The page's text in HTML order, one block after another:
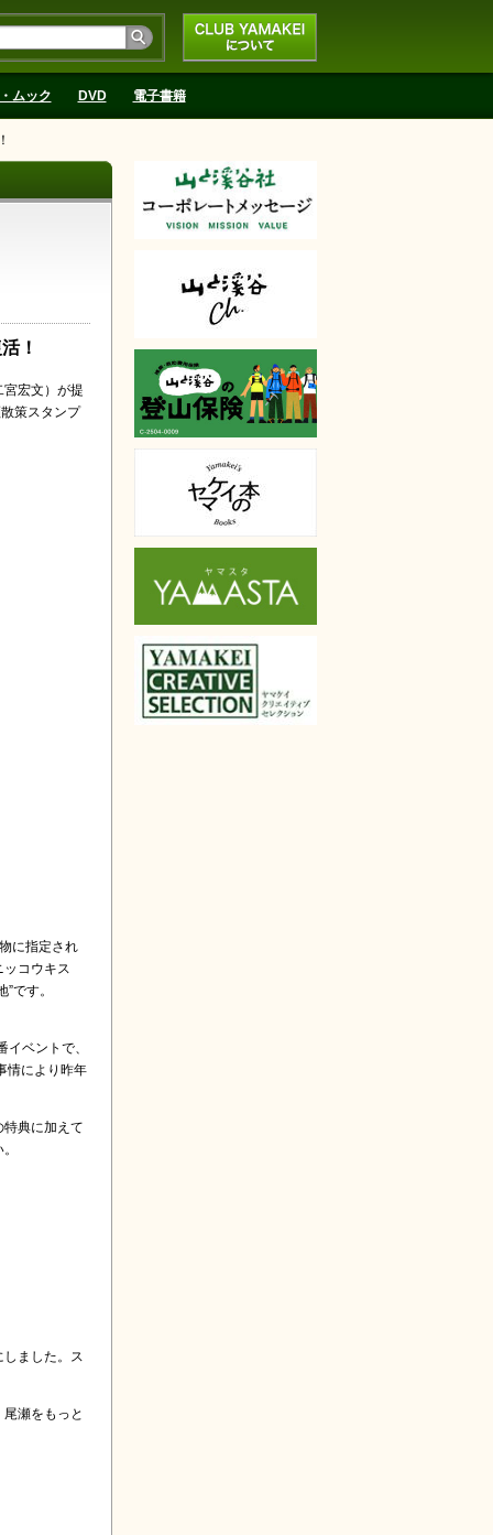
CLUB YAMAKEIにつ
いて
ムック DVD 電子書籍
！
宏文）が提
策スタンプ
に指定され
コウキス
です。
ベントで、
情により昨年
典に加えて
ました。ス
瀬をもっと